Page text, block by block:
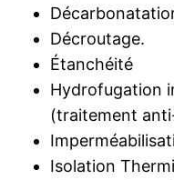
Décroutage.
Étanchéité
Hydrofugation
(traitement
Isolation